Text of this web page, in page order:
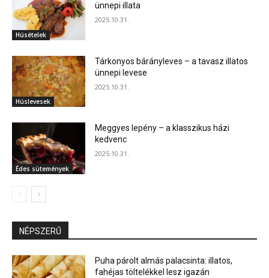
Húsételek
ünnepi illata
2025.10.31.
Húslevesek
Tárkonyos bárányleves – a tavasz illatos
ünnepi levese
2025.10.31.
Édes sütemények
Meggyes lepény – a klasszikus házi
kedvenc
2025.10.31.
NÉPSZERŰ
Puha párolt almás palacsinta: illatos,
fahéjas töltelékkel lesz igazán